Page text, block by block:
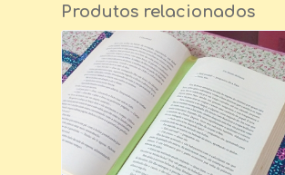
Produtos relacionados